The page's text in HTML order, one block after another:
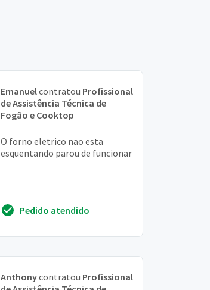
Emanuelcontratou Profissional
de Assistência Técnica de
Fogão e Cooktop
O forno eletrico nao esta
esquentando parou de funcionar
Pedido atendido
Anthonycontratou Profissional